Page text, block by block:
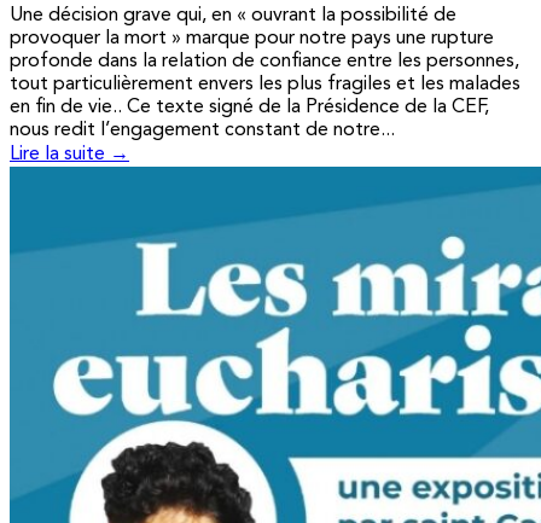
Une décision grave qui, en « ouvrant la possibilité de
provoquer la mort » marque pour notre pays une rupture
profonde dans la relation de confiance entre les personnes,
tout particulièrement envers les plus fragiles et les malades
en fin de vie.. Ce texte signé de la Présidence de la CEF,
nous redit l’engagement constant de notre...
Lire la suite →